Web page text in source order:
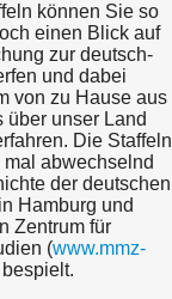
können Sie so
einen Blick auf
zur deutsch-
und dabei
von zu Hause aus
über unser Land
Die Staffeln
abwechselnd
der deutschen
Hamburg und
Zentrum für
(www.mmz-